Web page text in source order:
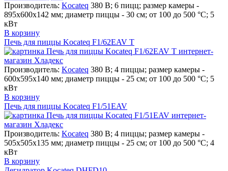
Производитель: Kocateq 380 В; 6 пицц; размер камеры -
895x600x142 мм; диаметр пиццы - 30 см; от 100 до 500 °С; 5
кВт
В корзину
Печь для пиццы Kocateq F1/62EAV T
Производитель: Kocateq 380 В; 4 пиццы; размер камеры -
600x595x140 мм; диаметр пиццы - 25 см; от 100 до 500 °С; 5
кВт
В корзину
Печь для пиццы Kocateq F1/51EAV
Производитель: Kocateq 380 В; 4 пиццы; размер камеры -
505x505x135 мм; диаметр пиццы - 25 см; от 100 до 500 °С; 4
кВт
В корзину